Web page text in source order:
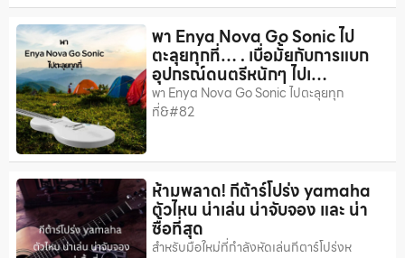
พา Enya Nova Go Sonic ไป
ตะลุยทุกที่… . เบื่อมั้ยกับการแบก
อุปกรณ์ดนตรีหนักๆ ไปเ…
พา Enya Nova Go Sonic ไปตะลุยทุก
ที่️&#82
ห้ามพลาด! กีต้าร์โปร่ง yamaha
ตัวไหน น่าเล่น น่าจับจอง และ น่า
ซื้อที่สุด
สำหรับมือใหม่ที่กำลังหัดเล่นกีตาร์โปร่งห